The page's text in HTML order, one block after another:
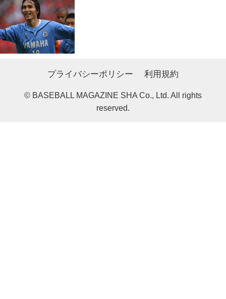
プライバシーポリシー 利用規約
© BASEBALL MAGAZINE SHA Co., Ltd. All rights
reserved.